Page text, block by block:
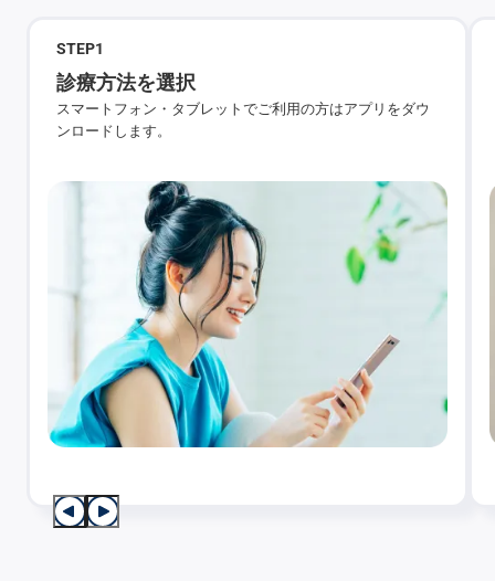
STEP1
診療方法を選択
スマートフォン・タブレットでご利用の方はアプリをダウ
ンロードします。